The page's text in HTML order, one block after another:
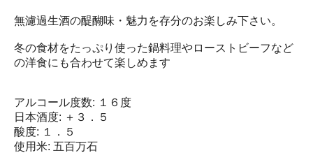
無濾過生酒の醍醐味・魅力を存分のお楽しみ下さい。
冬の食材をたっぷり使った鍋料理やローストビーフなど
の洋食にも合わせて楽しめます
アルコール度数: １６度
日本酒度: ＋３．５
酸度: １．５
使用米: 五百万石